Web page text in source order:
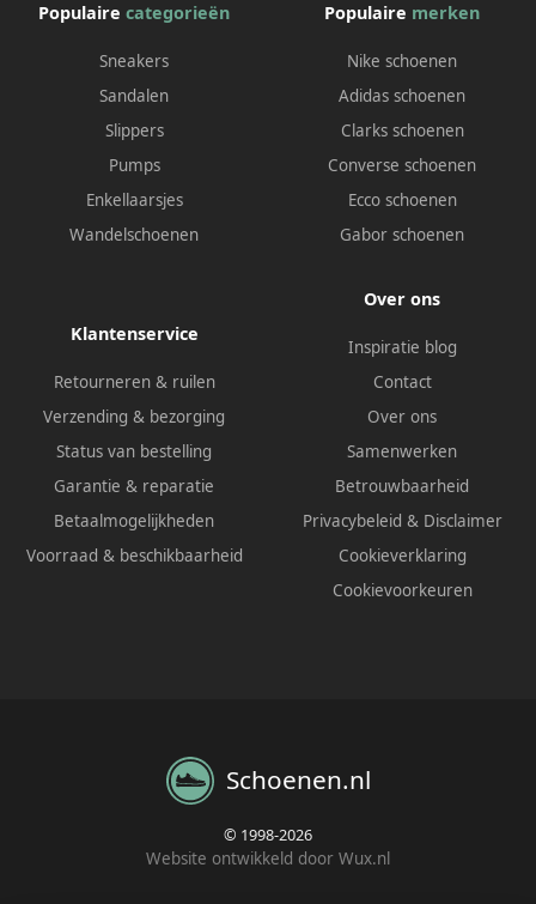
Populaire categorieën
Sneakers
Sandalen
Slippers
Pumps
Enkellaarsjes
Wandelschoenen
Populaire merken
Nike schoenen
Adidas schoenen
Clarks schoenen
Converse schoenen
Ecco schoenen
Gabor schoenen
Klantenservice
Retourneren & ruilen
Verzending & bezorging
Status van bestelling
Garantie & reparatie
Betaalmogelijkheden
Voorraad & beschikbaarheid
Over ons
Inspiratie blog
Contact
Over ons
Samenwerken
Betrouwbaarheid
Privacybeleid & Disclaimer
Cookieverklaring
Cookievoorkeuren
Schoenen.nl
© 1998-2026
Website ontwikkeld door Wux.nl